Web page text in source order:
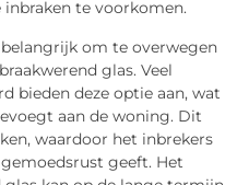
te voorkomen.
om te overwegen
glas. Veel
bieden deze optie aan, wat
aan de woning. Dit
waardoor het inbrekers
geeft. Het